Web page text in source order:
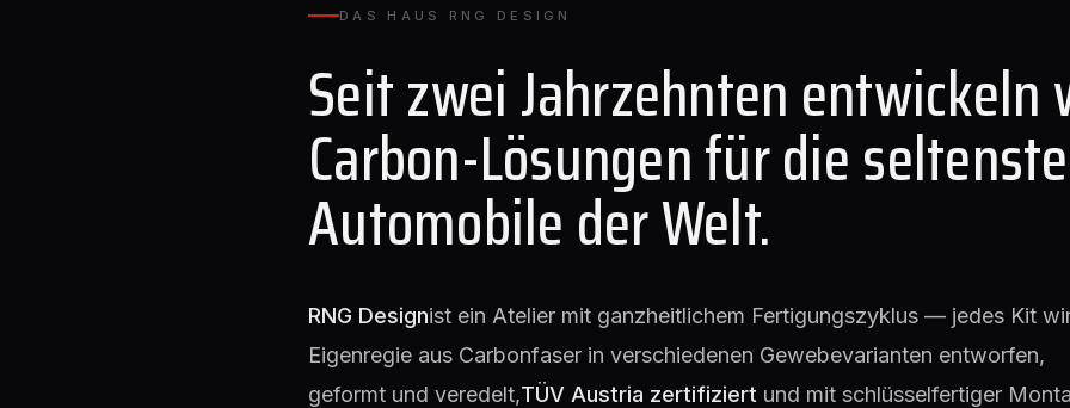
DAS HAUS RNG DESIGN
Seit zwei Jahrzehnten entwickeln
Carbon-Lösungen für die
Automobile der Welt.
RNG Designist ein Atelier mit ganzheitlichem Fertigungszyklus — jedes Kit
Eigenregie aus Carbonfaser in verschiedenen Gewebevarianten entworfen,
geformt und veredelt,TÜV Austria zertifiziert und mit schlüsselfertiger